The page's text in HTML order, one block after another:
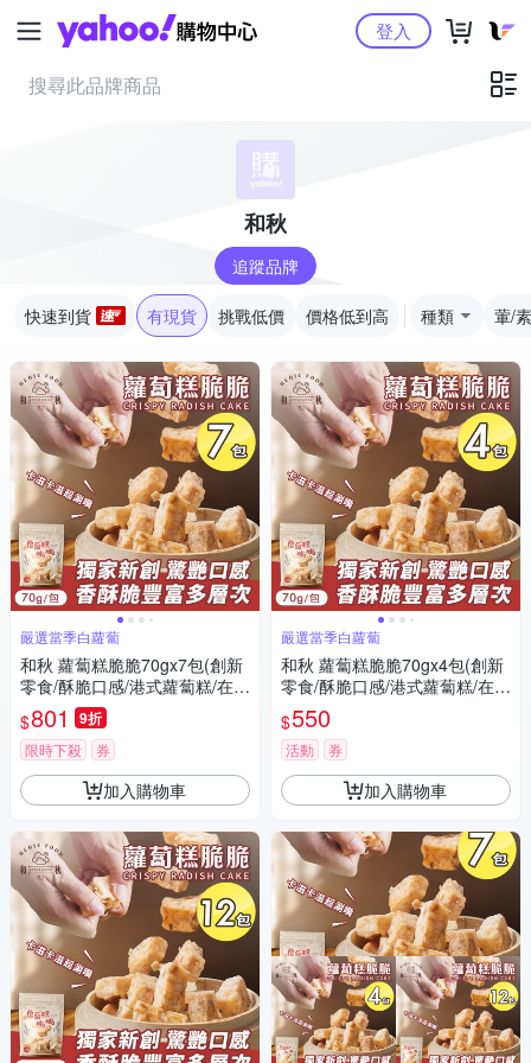
Yahoo購物中心登入
和秋
追蹤品牌
快速到貨 有現貨 挑戰低價 價格低到高 種類 葷/素
嚴選當季白蘿蔔
和秋 蘿蔔糕脆脆70gx7包(創新
零食/酥脆口感/港式蘿蔔糕/在來
米/傳統風味/台式小吃/團購)
$801 9折
限時下殺 券
加入購物車
嚴選當季白蘿蔔
和秋 蘿蔔糕脆脆70gx4包(創新
零食/酥脆口感/港式蘿蔔糕/在來
米/傳統風味/台式小吃/團購)
$550
活動 券
加入購物車